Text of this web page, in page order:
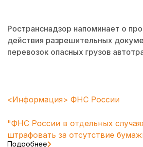
Ространснадзор напоминает о
действия разрешительных
перевозок опасных грузов
<Информация> ФНС России
"ФНС России в отдельных
штрафовать за отсутствие
Подробнее